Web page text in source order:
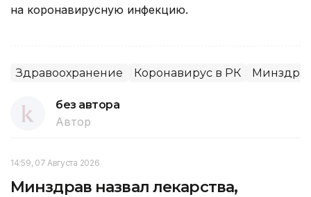
на коронавирусную инфекцию.
Здравоохранение Коронавирус в РК
без автора
Автор
14:59, 07 Августа 2026
Минздрав назвал лекарства,